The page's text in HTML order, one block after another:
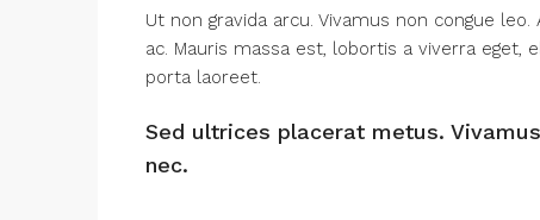
Ut non gravida arcu. Vivamus non congue
ac. Mauris massa est, lobortis a viverra eget,
porta laoreet.
Sed ultrices placerat metus.
nec.